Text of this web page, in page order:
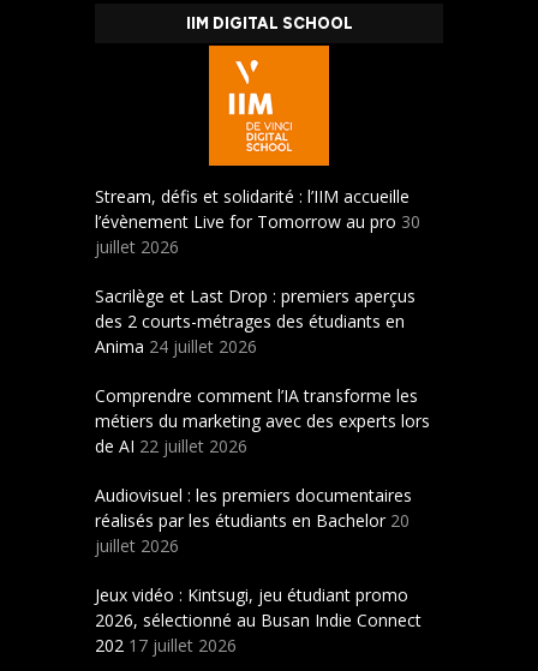
IIM DIGITAL SCHOOL
Stream, défis et solidarité : l’IIM accueille
l’évènement Live for Tomorrow au pro 30
juillet 2026
Sacrilège et Last Drop : premiers aperçus
des 2 courts-métrages des étudiants en
Anima 24 juillet 2026
Comprendre comment l’IA transforme les
métiers du marketing avec des experts lors
de AI 22 juillet 2026
Audiovisuel : les premiers documentaires
réalisés par les étudiants en Bachelor 20
juillet 2026
Jeux vidéo : Kintsugi, jeu étudiant promo
2026, sélectionné au Busan Indie Connect
202 17 juillet 2026